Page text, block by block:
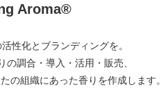
Aroma®︎
性化とブランディングを。
調合・導入・活用・販売、
の組織にあった香りを作成します。